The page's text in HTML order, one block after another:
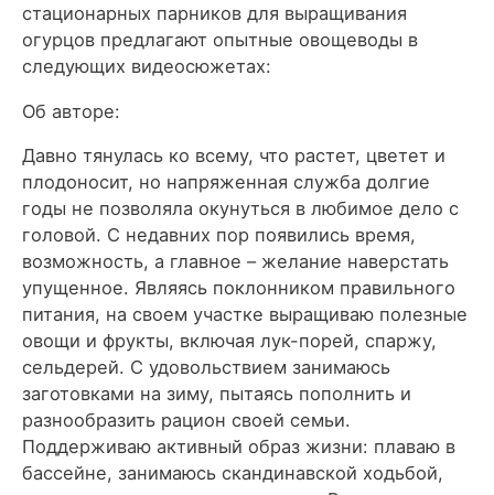
стационарных парников для выращивания
огурцов предлагают опытные овощеводы в
следующих видеосюжетах:
Об авторе:
Давно тянулась ко всему, что растет, цветет и
плодоносит, но напряженная служба долгие
годы не позволяла окунуться в любимое дело с
головой. С недавних пор появились время,
возможность, а главное – желание наверстать
упущенное. Являясь поклонником правильного
питания, на своем участке выращиваю полезные
овощи и фрукты, включая лук-порей, спаржу,
сельдерей. С удовольствием занимаюсь
заготовками на зиму, пытаясь пополнить и
разнообразить рацион своей семьи.
Поддерживаю активный образ жизни: плаваю в
бассейне, занимаюсь скандинавской ходьбой,